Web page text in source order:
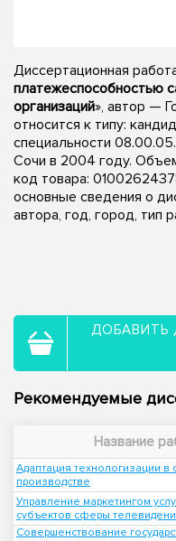
Диссертационная
платежеспособностью
организаций», автор —
относится к типу:
специальности
Сочи в 2004 году.
код товара:
основные сведения о
автора, год, город, тип
ДОБАВИТЬ
Рекомендуемые
Название
Адаптация технологизации
производстве
Управление маркетингом
субъектов сферы
Совершенствование